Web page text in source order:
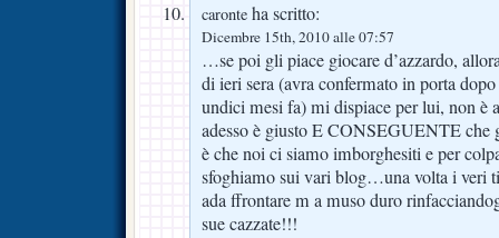
caronte ha scritto:
Dicembre 15th, 2010 alle 07:57
…se poi gli piace giocare d’azzardo,
di ieri sera (avra confermato in porta
undici mesi fa) mi dispiace per lui, non è
adesso è giusto E CONSEGUENTE
è che noi ci siamo imborghesiti e per
sfoghiamo sui vari blog…una volta i veri
ada ffrontare m a muso duro
sue cazzate!!!